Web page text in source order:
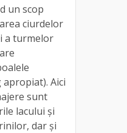
un scop
ciurdelor
a turmelor
Aici
sunt
lacului și
dar și